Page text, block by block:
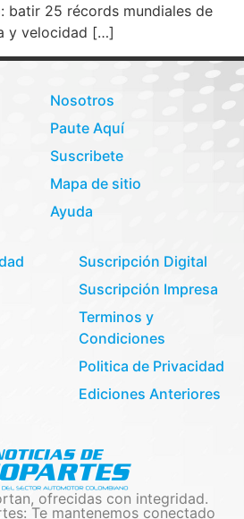
batir 25 récords mundiales de
y velocidad […]
Nosotros
Paute Aquí
Suscribete
Mapa de sitio
Ayuda
Suscripción Digital
Suscripción Impresa
Terminos y
Condiciones
Politica de Privacidad
Ediciones Anteriores
ofrecidas con integridad.
Te mantenemos conectado